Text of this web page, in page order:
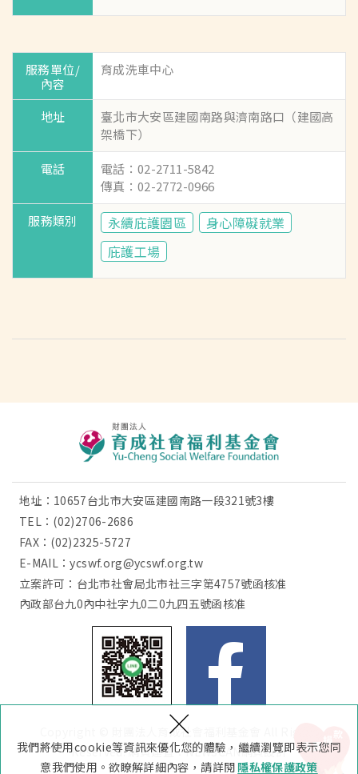
我們將使用cookie等資訊來優化您的體驗，繼續瀏覽即表示您同
意我們使用。欲瞭解詳細內容，請詳閱 隱私權保護政策
×
育成洗車中心
臺北市大安區建國南路與濟南路口（建國高
架橋下）
電話：02-2711-5842
傳真：02-2772-0966
永續庇護園區
身心障礙就業
庇護工場
地址：10657台北市大安區建國南路一段321號3樓
TEL： (02)2706-2686
FAX：(02)2325-5727
E-MAIL：ycswf.org@ycswf.org.tw
立案許可：台北市社會局北市社三字第4757號函核准
內政部台九0內中社字九0二0九四五號函核准
Copyright © 財團法人育成社會福利基金會 All Rights
Reserved.網頁建置：NEWSCAN網頁設計 我要捐款